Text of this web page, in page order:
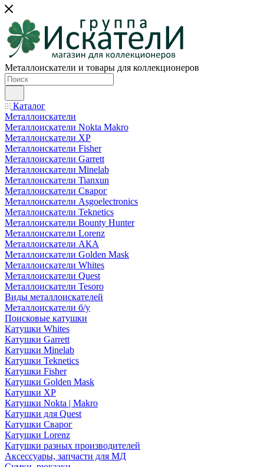
Металлоискатели и товары для коллекционеров
Каталог
Металлоискатели
Металлоискатели Nokta Makro
Металлоискатели XP
Металлоискатели Fisher
Металлоискатели Garrett
Металлоискатели Minelab
Металлоискатели Tianxun
Металлоискатели Сварог
Металлоискатели Asgoelectronics
Металлоискатели Teknetics
Металлоискатели Bounty Hunter
Металлоискатели Lorenz
Металлоискатели АКА
Металлоискатели Golden Mask
Металлоискатели Whites
Металлоискатели Quest
Металлоискатели Tesoro
Виды металлоискателей
Металлоискатели б/у
Поисковые катушки
Катушки Whites
Катушки Garrett
Катушки Minelab
Катушки Teknetics
Катушки Fisher
Катушки Golden Mask
Катушки XP
Катушки Nokta | Makro
Катушки для Quest
Катушки Сварог
Катушки Lorenz
Катушки разных производителей
Аксессуары, запчасти для МД